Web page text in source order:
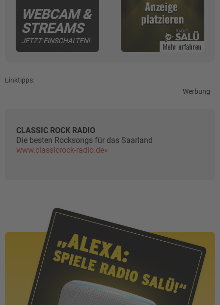
Linktipps:
Werbung
CLASSIC ROCK RADIO
Die besten Rocksongs für das Saarland
www.classicrock-radio.de»